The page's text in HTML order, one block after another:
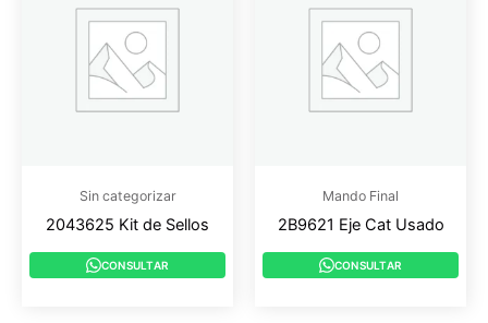
Sin categorizar
2043625 Kit de Sellos
CONSULTAR
Mando Final
2B9621 Eje Cat Usado
CONSULTAR